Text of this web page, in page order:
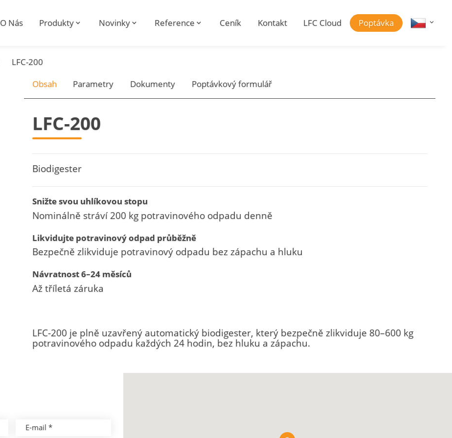
O Nás Produkty Novinky Reference Ceník Kontakt LFC Cloud Poptávka
LFC-200
Obsah
Parametry Dokumenty Poptávkový formulář
LFC-200
Biodigester
Snižte svou uhlíkovou stopu
Nominálně stráví 200 kg potravinového odpadu denně
Likvidujte potravinový odpad průběžně
Bezpečně zlikviduje potravinový odpadu bez zápachu a hluku
Návratnost 6–24 měsíců
Až tříletá záruka
LFC-200 je plně uzavřený automatický biodigester, který bezpečně zlikviduje 80–600 kg
potravinového odpadu každých 24 hodin, bez hluku a zápachu.
E-mail *